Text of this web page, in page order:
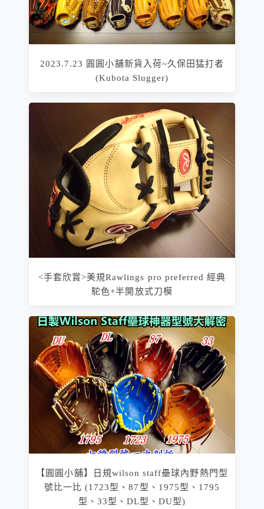
2023.7.23 圓圓小舖新貨入荷~久保田猛打者
(Kubota Slugger)
<手套欣賞>美規Rawlings pro preferred 經典
駝色+半開放式刀模
【圓圓小舖】日規wilson staff壘球內野熱門型
號比一比 (1723型、87型、1975型、1795
型、33型、DL型、DU型)